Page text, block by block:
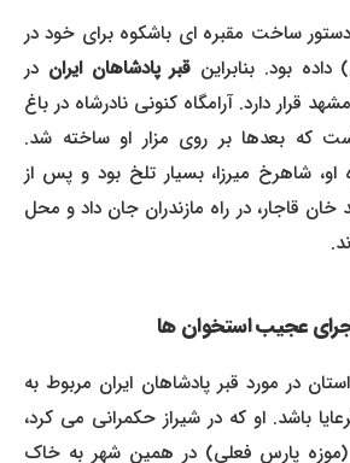
ساخت مقبره ای باشکوه برای خود در
بود. بنابراینقبر پادشاهان ایراندر
قرار دارد. آرامگاه کنونی نادرشاه در باغ
که بعدها بر روی مزار او ساخته شد.
شاهرخ میرزا، بسیار تلخ بود و پس از
قاجار، در راه مازندران جان داد و محل
عجیب استخوان ها
در مورد قبر پادشاهان ایران مربوط به
باشد. او که در شیراز حکمرانی می کرد،
پارس فعلی) در همین شهر به خاک